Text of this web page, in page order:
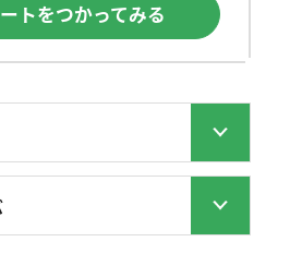
トをつかってみる